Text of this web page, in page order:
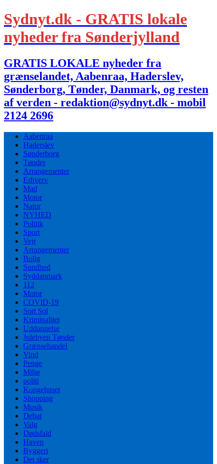
Sydnyt.dk - GRATIS lokale
nyheder fra Sønderjylland
GRATIS LOKALE nyheder fra
grænselandet, Aabenraa, Haderslev,
Sønderborg, Tønder, Danmark, og resten
af verden - redaktion@sydnyt.dk - mobil
2124 2696
Aabenraa
Haderslev
Sønderborg
Tønder
Arrangementer
Erhverv
Mad
Motor
Natur
NYHED
Politik
Sport
Vejr
Arrangementer
Bolig
Sundhed
Syddanmark
112
Motor
COVID-19
Sort Sol
Kriminalitet
Uddannelse
Julebyen Tønder
Grænsehandel
Vind
Penge
Miljø
politi
Kongehuset
Shopping
Musik
Debat
Valg
Dødsfald
Haven
Byggeri
Det sker